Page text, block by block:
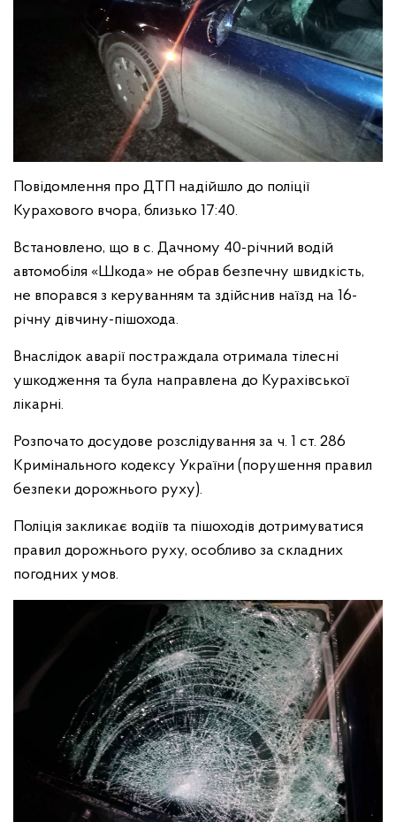
Повідомлення про ДТП надійшло до поліції
Курахового вчора, близько 17:40.
Встановлено, що в с. Дачному 40-річний водій
автомобіля «Шкода» не обрав безпечну швидкість,
не впорався з керуванням та здійснив наїзд на 16-
річну дівчину-пішохода.
Внаслідок аварії постраждала отримала тілесні
ушкодження та була направлена до Курахівської
лікарні.
Розпочато досудове розслідування за ч. 1 ст. 286
Кримінального кодексу України (порушення правил
безпеки дорожнього руху).
Поліція закликає водіїв та пішоходів дотримуватися
правил дорожнього руху, особливо за складних
погодних умов.